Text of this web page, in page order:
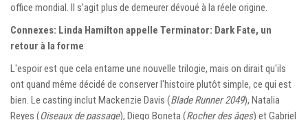
office mondial. Il s’agit plus de demeurer dévoué à la réele origine.
Connexes: Linda Hamilton appelle Terminator: Dark Fate, un
retour à la forme
L'espoir est que cela entame une nouvelle trilogie, mais on dirait qu'ils
ont quand même décidé de conserver l'histoire plutôt simple, ce qui est
bien. Le casting inclut Mackenzie Davis (Blade Runner 2049), Natalia
Reyes (Oiseaux de passage), Diego Boneta (Rocher des âges) et Gabriel